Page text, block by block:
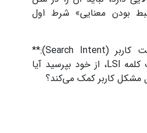
بودن معنایی» شرط اول
* **نادیده گرفتن نیت کاربر (Search Intent):**
همیشه قبل از انتخاب کلمه LSI، از خود بپرسید آیا
مشکل کاربر کمک می‌کند؟